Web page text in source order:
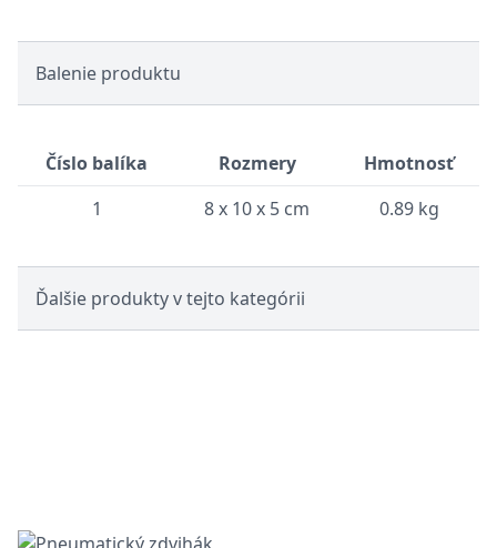
Balenie produktu
Číslo balíka Rozmery
Hmotnosť
1
8 x 10 x 5 cm 0.89 kg
Ďalšie produkty v tejto kategórii